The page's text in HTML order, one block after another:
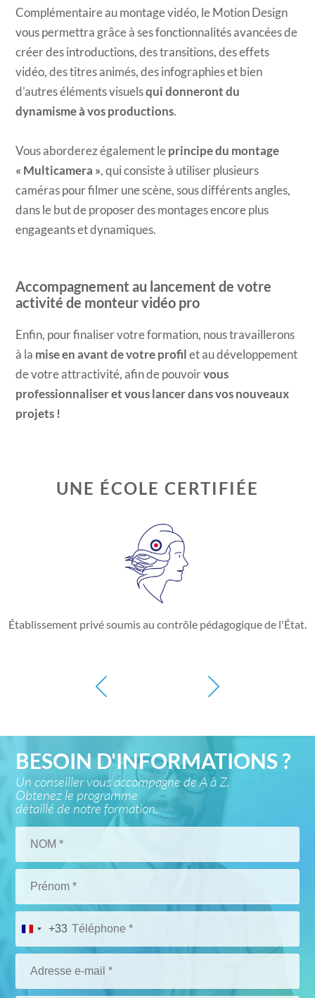
Complémentaire au montage vidéo, le Motion Design
vous permettra grâce à ses fonctionnalités avancées de
créer des introductions, des transitions, des effets
vidéo, des titres animés, des infographies et bien
d’autres éléments visuelsqui donneront du
dynamisme à vos productions.
Vous aborderez également le principe du montage
« Multicamera », qui consiste à utiliser plusieurs
caméras pour filmer une scène, sous différents angles,
dans le but de proposer des montages encore plus
engageants et dynamiques.
Accompagnement au lancement de votre
activité de monteur vidéo pro
Enfin, pour finaliser votre formation, nous travaillerons
à la mise en avant de votre profil et au développement
de votre attractivité, afin de pouvoirvous
professionnaliser et vous lancer dans vos nouveaux
projets !
UNE ÉCOLE CERTIFIÉE
Établissement privé soumis au contrôle pédagogique de l'État.
BESOIN D'INFORMATIONS ?
Un conseiller vous accompagne de A à Z.
Obtenez le programme
détaillé de notre formation.
+33